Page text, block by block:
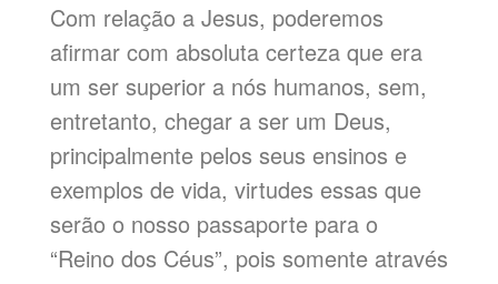
Com relação a Jesus, poderemos
afirmar com absoluta certeza que era
um ser superior a nós humanos, sem,
entretanto, chegar a ser um Deus,
principalmente pelos seus ensinos e
exemplos de vida, virtudes essas que
serão o nosso passaporte para o
“Reino dos Céus”, pois somente através